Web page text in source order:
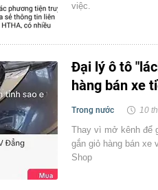
việc.
Đại lý ô tô
hàng bán xe
Trong nước 10
Thay vì mở kênh để
gắn giỏ hàng bán xe
Shop